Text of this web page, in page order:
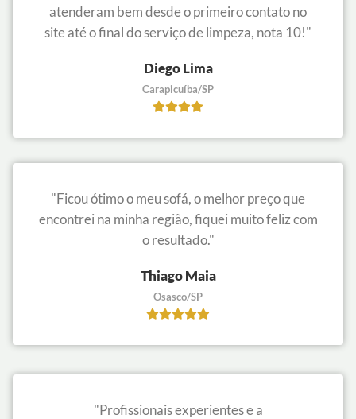
atenderam bem desde o primeiro contato no
site até o final do serviço de limpeza, nota 10!"
Diego Lima
Carapicuíba/SP
"Ficou ótimo o meu sofá, o melhor preço que
encontrei na minha região, fiquei muito feliz com
o resultado."
Thiago Maia
Osasco/SP
"Profissionais experientes e a